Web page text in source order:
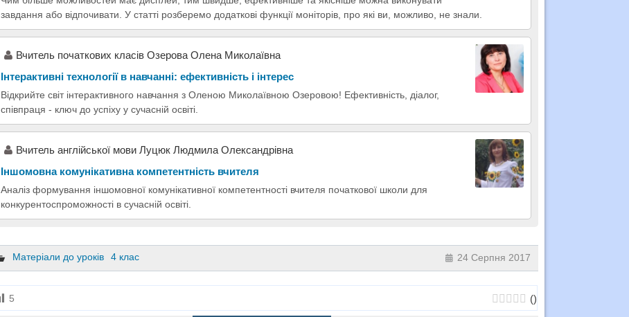
завдання або відпочивати. У статті розберемо додаткові функції моніторів, про які ви, можливо, не знали.
Вчитель початкових класів Озерова Олена Миколаївна
Інтерактивні технології в навчанні: ефективність і інтерес
Відкрийте світ інтерактивного навчання з Оленою Миколаївною Озеровою! Ефективність, діалог,
співпраця - ключ до успіху у сучасній освіті.
Вчитель англійської мови Луцюк Людмила Олександрівна
Іншомовна комунікативна компетентність вчителя
Аналіз формування іншомовної комунікативної компетентності вчителя початкової школи для
конкурентоспроможності в сучасній освіті.
Матеріали до уроків 4 клас 24 Серпня 2017
5 ()